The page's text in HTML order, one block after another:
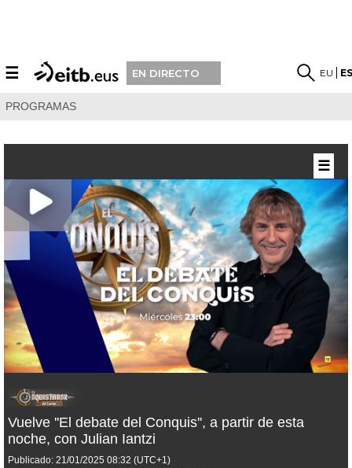
☰ EN DIRECTO EU
PROGRAMAS
Vuelve ''El debate del Conquis'', a partir de esta
noche, con Julian Iantzi
Publicado: 21/01/2025 08:32 (UTC+1)
☰